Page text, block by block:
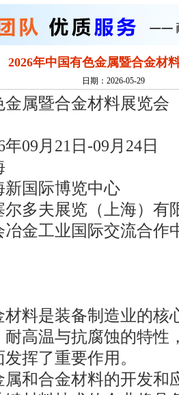
2026年中国有色金属暨合金材
日期：2026-05-29
属暨合金材料展览会
09月21日-09月24日
国际博览中心
多夫展览（上海）有
冶金工业国际交流合作
料是装备制造业的核
高温与抗腐蚀的特性
挥了重要作用。
和合金材料的开发和